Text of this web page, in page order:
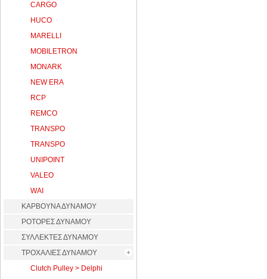
CARGO
HUCO
MARELLI
MOBILETRON
MONARK
NEW ERA
RCP
REMCO
TRANSPO
TRANSPO
UNIPOINT
VALEO
WAI
ΚΑΡΒΟΥΝΑ ΔΥΝΑΜΟΥ
ΡΟΤΟΡΕΣ ΔΥΝΑΜΟΥ
ΣΥΛΛΕΚΤΕΣ ΔΥΝΑΜΟΥ
ΤΡΟΧΑΛΙΕΣ ΔΥΝΑΜΟΥ
Clutch Pulley > Delphi